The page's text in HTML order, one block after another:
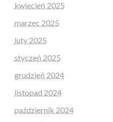
kwiecień 2025
marzec 2025
luty 2025
styczeń 2025
grudzień 2024
listopad 2024
październik 2024